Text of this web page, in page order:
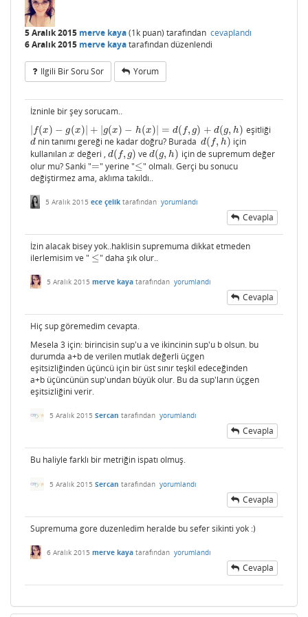
5 Aralık 2015 merve kaya(1k puan) tarafından cevaplandı
6 Aralık 2015 merve kayatarafındandüzenlendi
Ilgili Bir Soru Sor Yorum
İzninle bir şey sorucam..
f(x) − g(x) + g(x) − h(x) = d( f, g) + d(g, h)
f(x)− g(x )|+|g x)− h(x)|= d( ,g)+d( ,h) eşitliği
d
d nin tanımı gereği ne kadar doğru? Buradad( f, h)
d(f ,h )
için
kullanılan x
x değeri , d( f, g)
d(f ,g) ved(g, h)
d(g,h)
için de supremum değer
olur mu? Sanki "=
= " yerine "≤
≤ " olmalı. Gerçi bu sonucu
değiştirmez ama, aklıma takıldı..
5 Aralık 2015 ece çelik tarafından yorumlandı
Cevapla
İzin alacak bisey yok..haklisin supremuma dikkat etmeden
ilerlemisim ve " ≤
≤ " daha şık olur..
5 Aralık 2015 merve kaya tarafından yorumlandı
Cevapla
Hiç sup göremedim cevapta.
Mesela 3 için: birincisin sup'u a ve ikincinin sup'u b olsun. bu
durumda a+b de verilen mutlak değerli üçgen
eşitsizliğinden üçüncü için bir üst sınır teşkil edeceğinden
a+b üçüncünün sup'undan büyük olur. Bu da sup'ların üçgen
eşitsizliğini verir.
5 Aralık 2015 Sercan tarafından yorumlandı
Cevapla
Bu haliyle farklı bir metriğin ispatı olmuş.
5 Aralık 2015 Sercan tarafından yorumlandı
Cevapla
Supremuma gore duzenledim heralde bu sefer sikinti yok :)
6 Aralık 2015 merve kaya tarafından yorumlandı
Cevapla